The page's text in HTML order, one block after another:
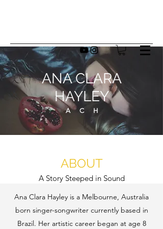
ANA CLARA
HAYLEY
A C H
ABOUT
A Story Steeped in Sound
Ana Clara Hayley is a Melbourne, Australia
born singer-songwriter currently based in
Brazil. Her artistic career began at age 8